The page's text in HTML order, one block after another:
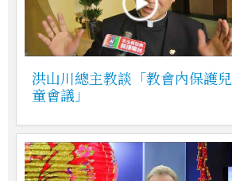
洪山川總主教談「教會內保護兒
童會議」